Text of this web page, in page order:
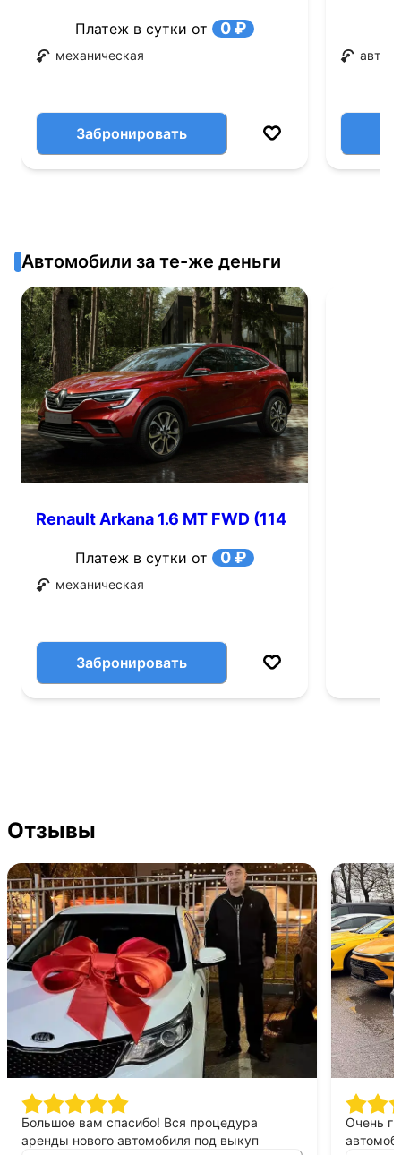
Платеж в сутки от 0 ₽
механическая
Забронировать
Автомобили за те-же деньги
Renault Arkana 1.6 MT FWD (114
Платеж в сутки от 0 ₽
механическая
Забронировать
Отзывы
Большое вам спасибо! Вся процедура
аренды нового автомобиля под выкуп
Очень